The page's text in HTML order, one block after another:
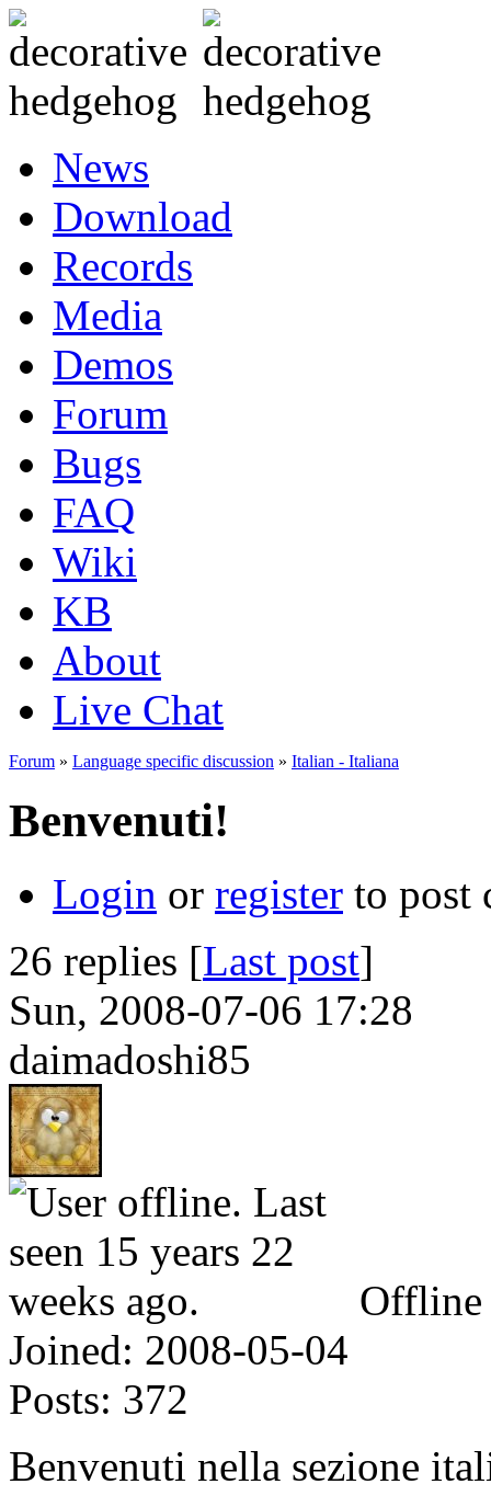
News
Download
Records
Media
Demos
Forum
Bugs
FAQ
Wiki
KB
About
Live Chat
Forum » Language specific discussion » Italian - Italiana
Benvenuti!
Login or register to post
26 replies [Last post]
Sun, 2008-07-06 17:28
daimadoshi85
Offline
Joined: 2008-05-04
Posts: 372
Benvenuti nella sezione